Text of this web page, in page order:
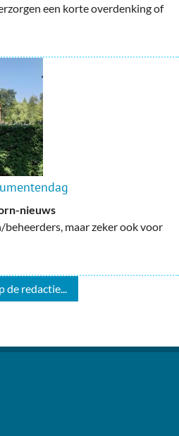
een korte overdenking of
nieuws
maar zeker ook voor
de redactie...